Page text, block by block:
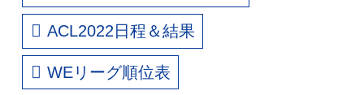
ACL2022日程＆結果
WEリーグ順位表